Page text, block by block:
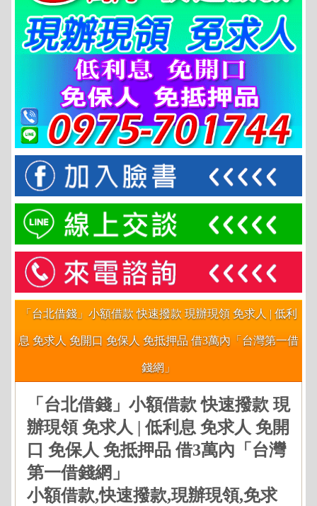
「台北借錢」小額借款 快速撥款 現辦現領 免求人 | 低利
息 免求人 免開口 免保人 免抵押品 借3萬內「台灣第一借
錢網」
「台北借錢」小額借款 快速撥款 現
辦現領 免求人 | 低利息 免求人 免開
口 免保人 免抵押品 借3萬內「台灣
第一借錢網」
小額借款,快速撥款,現辦現領,免求